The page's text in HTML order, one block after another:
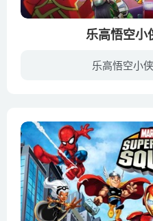
乐高悟空小
乐高悟空小